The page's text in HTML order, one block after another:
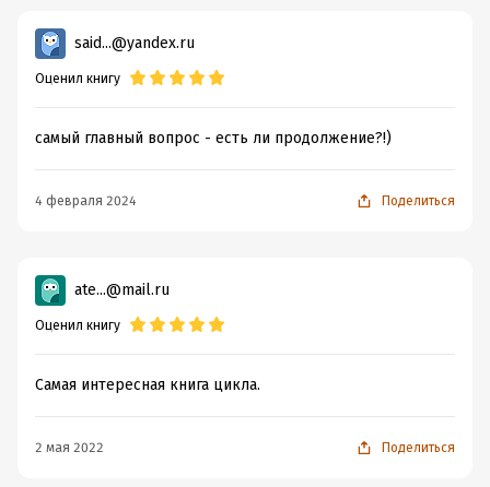
said...@yandex.ru
Оценил книгу
самый главный вопрос - есть ли продолжение?!)
4 февраля 2024 Поделиться
ate...@mail.ru
Оценил книгу
Самая интересная книга цикла.
2 мая 2022 Поделиться